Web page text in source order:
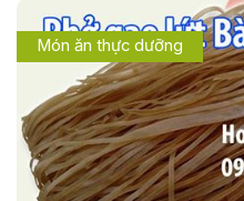
Món ăn thực dưỡng